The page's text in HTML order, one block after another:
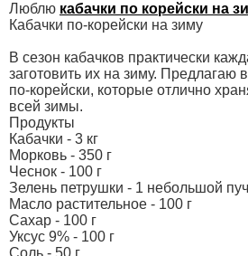
Люблю кабачки по корейски на
Кабачки по-корейски на зиму
В сезон кабачков практически
заготовить их на зиму. Предлагаю
по-корейски, которые отлично
всей зимы.
Продукты
Кабачки - 3 кг
Морковь - 350 г
Чеснок - 100 г
Зелень петрушки - 1 небольшой
Масло растительное - 100 г
Сахар - 100 г
Уксус 9% - 100 г